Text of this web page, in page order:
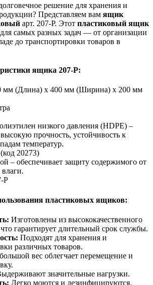
решение для хранения и
Представляем вам ящик
арт. 207-P. Этот пластиковый ящик
самых разных задач — от организации
до транспортировки товаров в
ящика 207-P:
мм (Длина) x 400 мм (Ширина) x 200 мм
низкого давления (HDPE) –
прочность, устойчивость к
температур.
20273)
– обеспечивает защиту содержимого от
P
пластиковых ящиков:
Изготовлены из высококачественного
гарантирует длительный срок службы.
Подходят для хранения и
различных товаров.
вес облегчает перемещение и
значительные нагрузки.
Легко моются и дезинфицируются.